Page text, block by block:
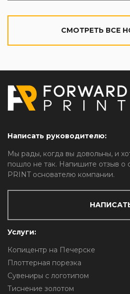
CМОТРЕТЬ ВСЕ
Написать руководителю:
Мы рады, когда вы довольны, и
пошло не так. Напишите отзыв о
PRINT основателю компании.
Услуги:
Копицентр на Печерске
Плоттерная порезка
Сувениры с логотипом
Тиснение золотом